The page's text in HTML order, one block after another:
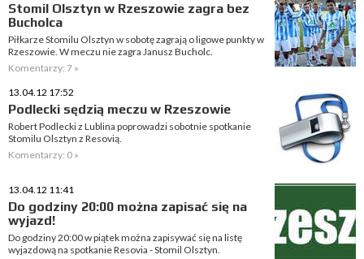
Stomil Olsztyn w Rzeszowie zagra bez
Bucholca
Piłkarze Stomilu Olsztyn w sobotę zagrają o ligowe punkty w
Rzeszowie. W meczu nie zagra Janusz Bucholc.
Komentarzy: 7 »
13.04.12 17:52
Podlecki sędzią meczu w Rzeszowie
Robert Podlecki z Lublina poprowadzi sobotnie spotkanie
Stomilu Olsztyn z Resovią.
Komentarzy: 0 »
13.04.12 11:41
Do godziny 20:00 można zapisać się na
wyjazd!
Do godziny 20:00 w piątek można zapisywać się na listę
wyjazdową na spotkanie Resovia - Stomil Olsztyn.